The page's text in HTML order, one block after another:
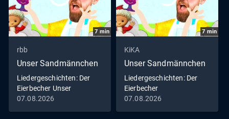
7 min
rbb
Unser Sandmännchen
Liedergeschichten: Der
Eierbecher Unser
Sandmännchen
07.08.2026
7 min
KiKA
Unser Sandmännchen
Liedergeschichten: Der
Eierbecher
07.08.2026